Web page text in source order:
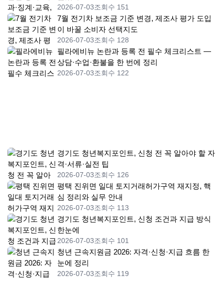
2026-07-03조회수 151
7월 전기차 보조금 기준 변경, 제조사 평가 도입
이 바꿀 소비자 선택지도
2026-07-03조회수 128
필라에비뉴 논란과 등록 전 필수 체크리스트 —
상담·수업·환불을 한 번에 정리
2026-07-03조회수 122
경기도 청년복지포인트, 신청 전 꼭 알아야 할 자
격·서류·실전 팁
2026-07-03조회수 126
평택 진위면 일대 토지거래허가구역 재지정, 핵
심 정리와 실무 안내
2026-07-03조회수 113
경기도 청년복지포인트, 신청 조건과 지급 방식
한눈에
2026-07-03조회수 101
청년 근속지원금 2026: 자격·신청·지급 흐름 한
눈에 정리
2026-07-03조회수 119